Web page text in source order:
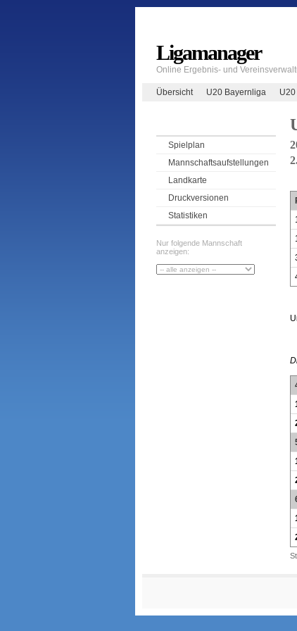
Ligamanager
Online Ergebnis- und
Übersicht U20 Bayernliga
Spielplan
Mannschaftsaufstellungen
Landkarte
Druckversionen
Statistiken
Nur folgende Mannschaft
anzeigen:
1.
1.